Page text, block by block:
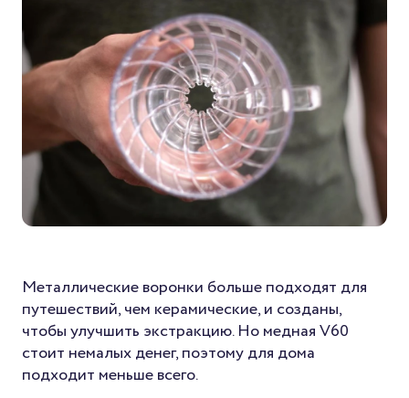
Металлические воронки больше подходят для
путешествий, чем керамические, и созданы,
чтобы улучшить экстракцию. Но медная V60
стоит немалых денег, поэтому для дома
подходит меньше всего.